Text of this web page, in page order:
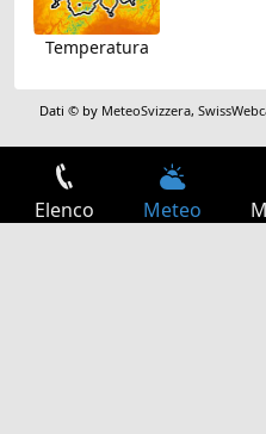
Temperatura
Dati © by MeteoSvizzera,
Elenco Meteo